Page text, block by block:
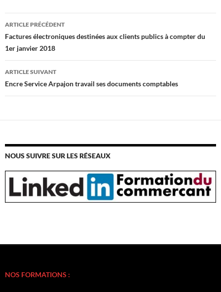
Navigation
des
articles
ARTICLE PRÉCÉDENT
Factures électroniques destinées aux clients publics à compter du
1er janvier 2018
ARTICLE SUIVANT
Encre Service Arpajon travail ses documents comptables
NOUS SUIVRE SUR LES RÉSEAUX
NOS FORMATIONS :